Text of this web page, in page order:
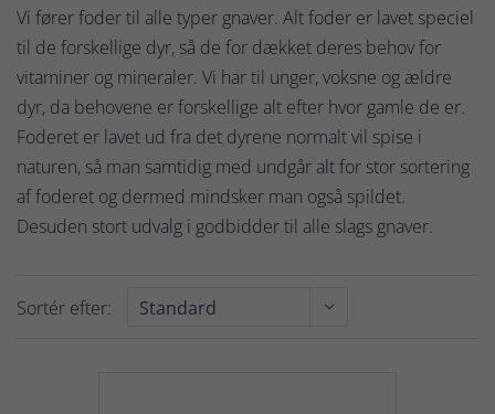
Vi fører foder til alle typer gnaver. Alt foder er lavet speciel
til de forskellige dyr, så de for dækket deres behov for
vitaminer og mineraler. Vi har til unger, voksne og ældre
dyr, da behovene er forskellige alt efter hvor gamle de er.
Foderet er lavet ud fra det dyrene normalt vil spise i
naturen, så man samtidig med undgår alt for stor sortering
af foderet og dermed mindsker man også spildet.
Desuden stort udvalg i godbidder til alle slags gnaver.
Sortér efter: